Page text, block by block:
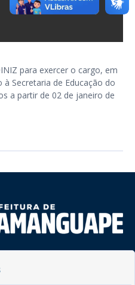
para exercer o cargo, em
Secretaria de Educação do
a partir de 02 de janeiro de
PB